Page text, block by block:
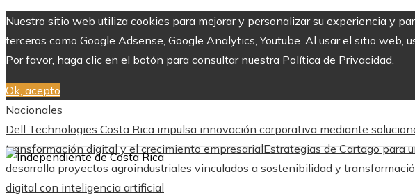
Nuestro sitio web utiliza cookies para mejorar y personalizar su experiencia y
terceros como Google Adsense, Google Analytics, Youtube. Al usar el sitio
Por favor, haga clic en el botón para consultar nuestra Política de Privacidad.
Ok, acepto
Nacionales
Dell Technologies Costa Rica impulsa innovación corporativa mediante
transformación digital y el crecimiento empresarialEstrategias de Cartago para
desarrolla proyectos agroindustriales vinculados a sostenibilidad y
digital con inteligencia artificial